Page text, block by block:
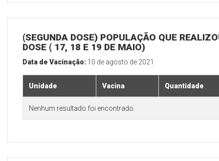
(SEGUNDA DOSE) POPULAÇÃO QUE
DOSE ( 17, 18 E 19 DE MAIO)
Data de Vacinação: 10 de agosto de 2021
Unidade Vacina Quantidade
Nenhum resultado foi encontrado.